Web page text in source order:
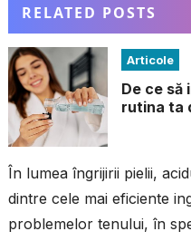
RELATED POSTS
Articole
De ce să
rutina ta
În lumea îngrijirii pielii,
dintre cele mai eficiente
problemelor tenului, în